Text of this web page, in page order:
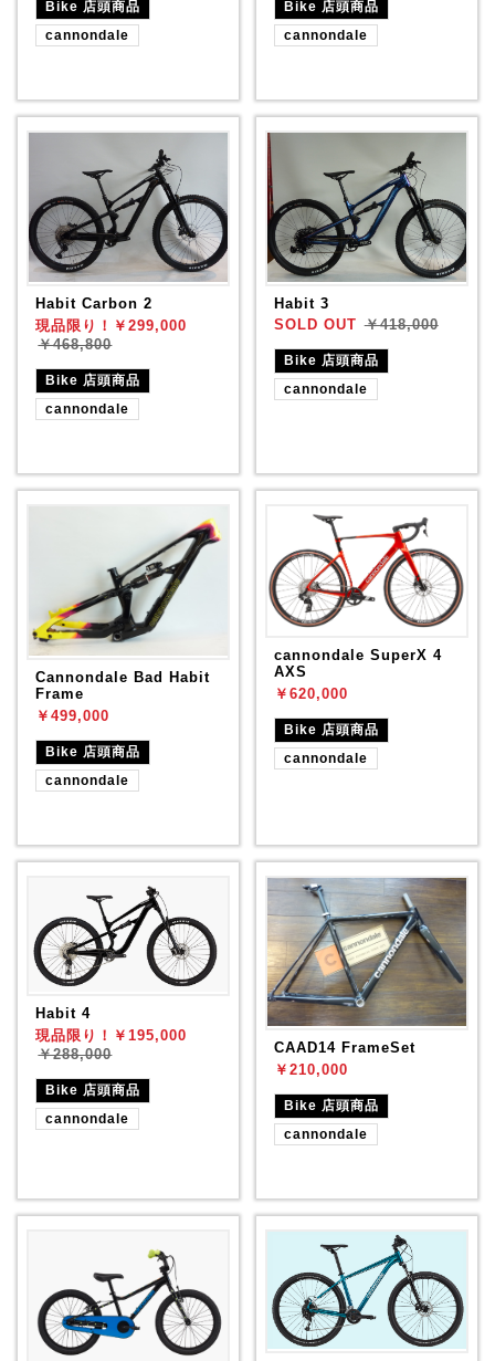
Bike 店頭商品
cannondale
Bike 店頭商品
cannondale
Habit Carbon 2
現品限り！￥299,000
￥468,800
Bike 店頭商品
cannondale
Habit 3
SOLD OUT ￥418,000
Bike 店頭商品
cannondale
Cannondale Bad Habit
Frame
￥499,000
Bike 店頭商品
cannondale
cannondale SuperX 4
AXS
￥620,000
Bike 店頭商品
cannondale
Habit 4
現品限り！￥195,000
￥288,000
Bike 店頭商品
cannondale
CAAD14 FrameSet
￥210,000
Bike 店頭商品
cannondale